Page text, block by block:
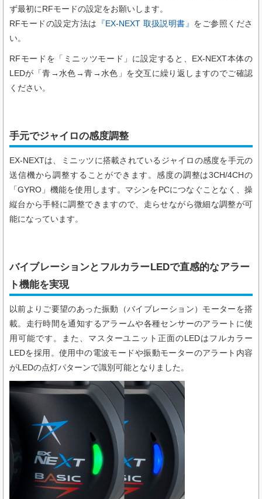
ず最初にRFモードの設定をお願いします。
RFモードの設定方法は 『EX-NEXT 取扱説明書』 をご参照くださ
い。
RFモードを「ミニッツモード」に設定すると、EX-NEXT本体の
LEDが「青→水色→青→水色」を交互に繰り返しますのでご確認
ください。
手元でジャイロの感度調整
EX-NEXTは、ミニッツに搭載されているジャイロの感度を手元の
送信機から調整することができます。感度の調整は3CH/4CHの
「GYRO」機能を使用します。マシンをPCにつなぐことなく、操
縦台から手軽に調整できますので、走らせながら微細な調整が可
能になっています。
バイブレーションとフルカラーLEDで直感的なアラー
ト機能を実現
以前よりご要望のあった振動（バイブレーション）モーターを搭
載。走行時間を通知するアラームや各種センサーのアラートに使
用可能です。また、マスターユニット正面のLEDはフルカラー
LEDを採用。使用中の電波モードや振動モーターのアラート内容
がLEDの点灯パターンで識別可能となりました。